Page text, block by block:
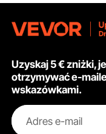
Uzyskaj 5 € zniżki,
otrzymywać e-
wskazówkami.
Adres e-mail